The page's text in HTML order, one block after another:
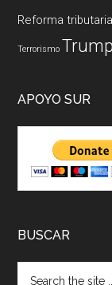
Reforma tributaria
Terrorismo Trump
APOYO SUR
BUSCAR